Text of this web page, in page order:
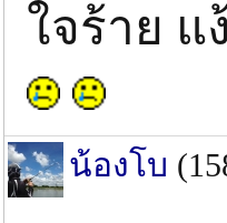
ใจร้าย แ
น้องโบ